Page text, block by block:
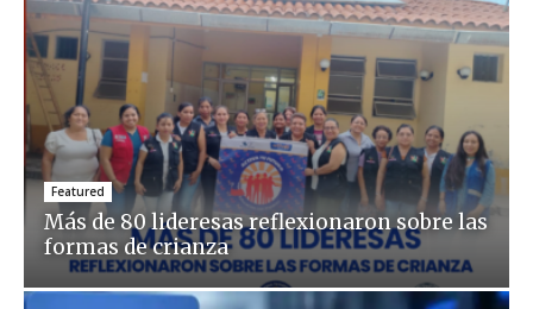
Featured
Más de 80 lideresas reflexionaron sobre las
formas de crianza